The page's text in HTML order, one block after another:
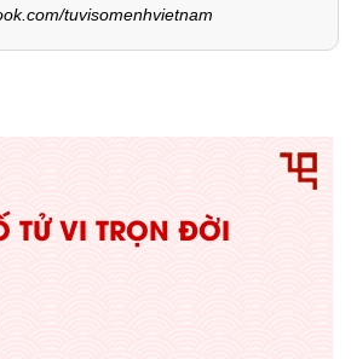
tuvisomenhvietnam
TỬ VI TRỌN ĐỜI